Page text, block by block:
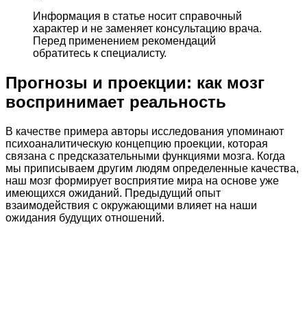
Информация в статье носит справочный
характер и не заменяет консультацию врача.
Перед применением рекомендаций
обратитесь к специалисту.
Прогнозы и проекции: как мозг
воспринимает реальность
В качестве примера авторы исследования упоминают
психоаналитическую концепцию проекции, которая
связана с предсказательными функциями мозга. Когда
мы приписываем другим людям определенные качества,
наш мозг формирует восприятие мира на основе уже
имеющихся ожиданий. Предыдущий опыт
взаимодействия с окружающими влияет на наши
ожидания будущих отношений.